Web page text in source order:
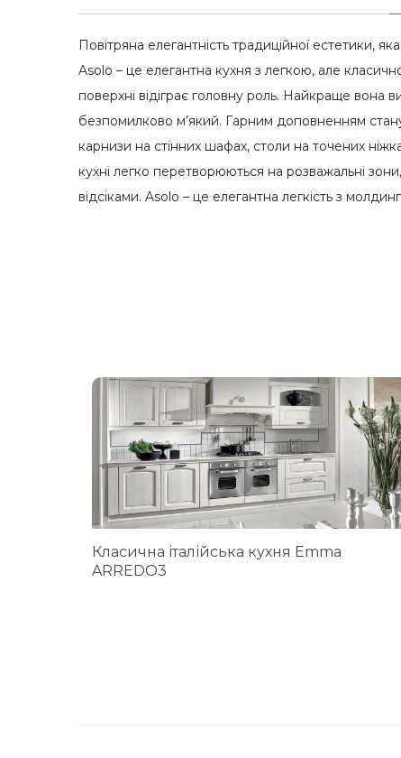
Повітряна елегантність традиційної естетики, яка
Asolo – це елегантна кухня з легкою, але
поверхні відіграє головну роль. Найкраще вона
безпомилково м’який. Гарним доповненням
карнизи на стінних шафах, столи на точених
кухні легко перетворюються на розважальні
відсіками. Asolo – це елегантна легкість з
Класична італійська кухня Emma
ARREDO3